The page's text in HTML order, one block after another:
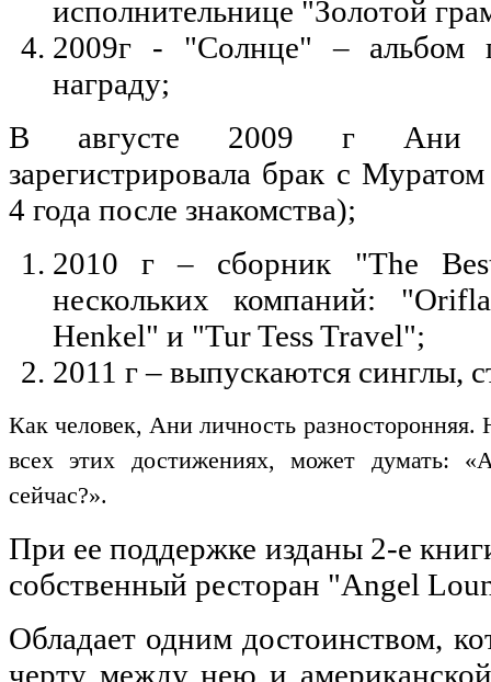
исполнительнице "Золотой
2009г - "Солнце" – альбом
награду;
В августе 2009 г Ани
зарегистрировала брак с
4 года после знакомства);
2010 г – сборник "The
нескольких компаний:
Henkel" и "Tur Tess Travel";
2011 г – выпускаются синглы,
Как человек, Ани личность
всех этих достижениях, может думать:
сейчас?».
При ее поддержке изданы 2-е
собственный ресторан "Angel
Обладает одним достоинством,
черту между нею и